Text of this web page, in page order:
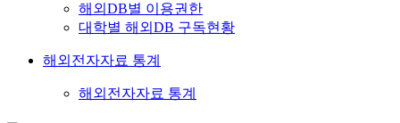
해외DB별 이용권한
대학별 해외DB 구독현황
해외전자자료 통계
해외전자자료 통계